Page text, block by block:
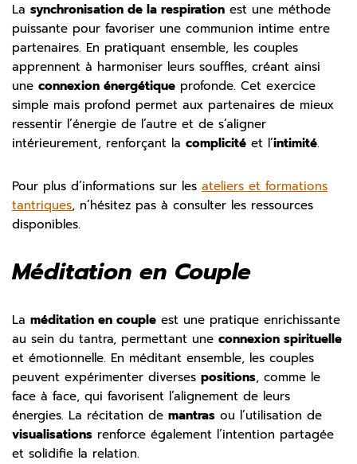
La synchronisation de la respiration est une méthode
puissante pour favoriser une communion intime entre
partenaires. En pratiquant ensemble, les couples
apprennent à harmoniser leurs souffles, créant ainsi
une connexion énergétique profonde. Cet exercice
simple mais profond permet aux partenaires de mieux
ressentir l’énergie de l’autre et de s’aligner
intérieurement, renforçant la complicité et l’intimité.
Pour plus d’informations sur les ateliers et formations
tantriques, n’hésitez pas à consulter les ressources
disponibles.
Méditation en Couple
La méditation en couple est une pratique enrichissante
au sein du tantra, permettant une connexion spirituelle
et émotionnelle. En méditant ensemble, les couples
peuvent expérimenter diverses positions, comme le
face à face, qui favorisent l’alignement de leurs
énergies. La récitation de mantras ou l’utilisation de
visualisations renforce également l’intention partagée
et solidifie la relation.